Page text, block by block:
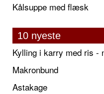
Kålsuppe med flæsk
10 nyeste
Kylling i karry med ris -
Makronbund
Astakage